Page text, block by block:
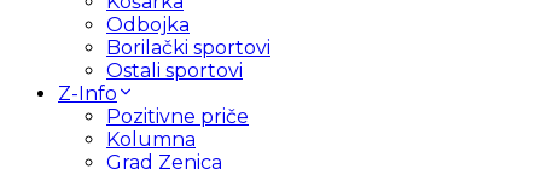
Odbojka
Borilački sportovi
Ostali sportovi
Z-Info
Pozitivne priče
Kolumna
Grad Zenica